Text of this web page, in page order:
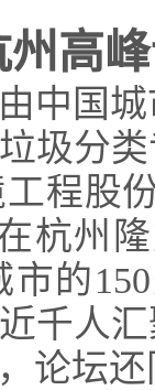
州高
中国
圾分
程股
杭州
的
千人
论坛